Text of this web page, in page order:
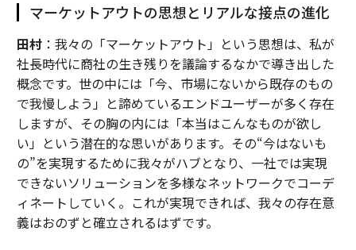
マーケットアウトの思想とリアルな接点の進化
田村：我々の「マーケットアウト」という思想は、私が
社長時代に商社の生き残りを議論するなかで導き出した
概念です。世の中には「今、市場にないから既存のもの
で我慢しよう」と諦めているエンドユーザーが多く存在
しますが、その胸の内には「本当はこんなものが欲し
い」という潜在的な思いがあります。その“今はないも
の”を実現するために我々がハブとなり、一社では実現
できないソリューションを多様なネットワークでコーデ
ィネートしていく。これが実現できれば、我々の存在意
義はおのずと確立されるはずです。